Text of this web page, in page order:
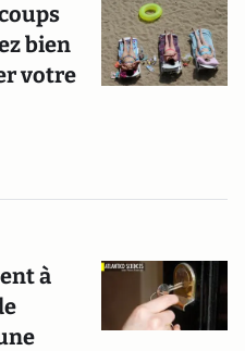
bien
votre
à